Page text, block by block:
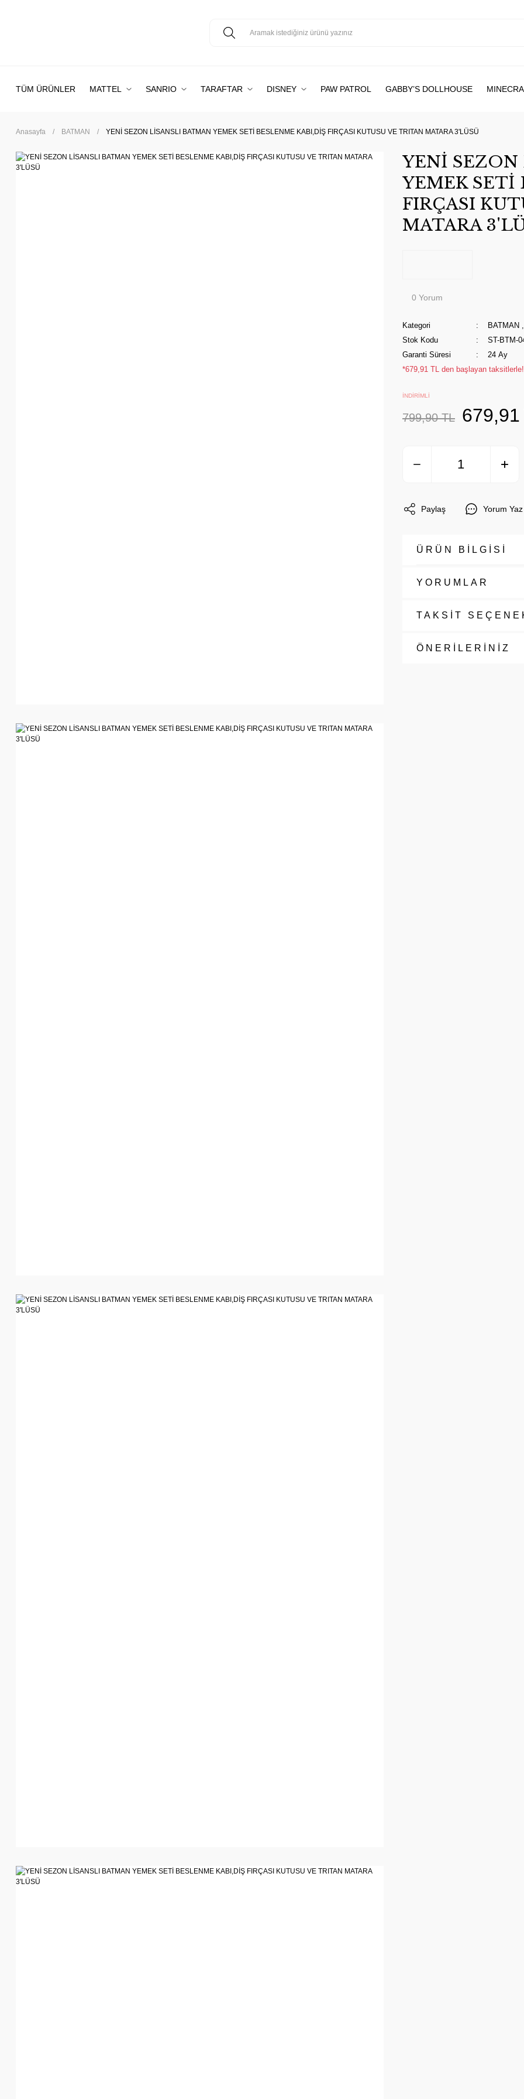
TÜM ÜRÜNLER MATTEL SANRIO TARAFTAR DISNEY PAW PATROL GABBY’S DOLLHOUSE
Anasayfa BATMAN YENİ SEZON LİSANSLI BATMAN YEMEK SETİ BESLENME KABI,DİŞ FIRÇASI KUTUSU VE TRITAN MATARA 3'LÜSÜ
YENİ
YEMEK SETİ
FIRÇASI
MATARA
0 Yorum
Kategori BATMAN ,
Stok Kodu
ST-BTM-
Garanti Süresi
24 Ay
*679,91 TL den başlayan taksitlerle!
İNDİRİMLİ
799,90 TL 679,91
Paylaş Yorum Yaz
ÜRÜN BİLGİSİ
YORUMLAR
TAKSİT
ÖNERİLERİNİZ